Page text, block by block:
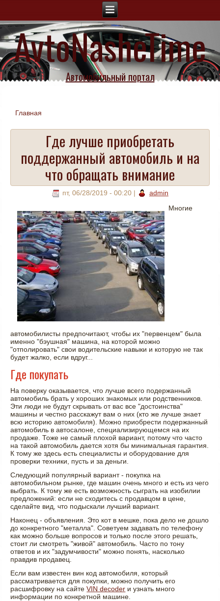
AvtoNasheTime
Автомобильный портал
Вы здесь
Главная
Где лучше приобретать
поддержанный автомобиль и на
что обращать внимание
пт, 06/28/2019 - 00:20 |
admin
Многие
автомобилисты предпочитают, чтобы их "первенцем" была
именно "бэушная" машина, на которой можно
"отполировать" свои водительские навыки и которую не так
будет жалко, если вдруг...
Где покупать
На поверку оказывается, что лучше всего подержанный
автомобиль брать у хороших знакомых или родственников.
Эти люди не будут скрывать от вас все "достоинства"
машины и честно расскажут вам о них (кто же лучше знает
всю историю автомобиля). Можно приобрести подержанный
автомобиль в автосалоне, специализирующемся на их
продаже. Тоже не самый плохой вариант, потому что часто
на такой автомобиль дается хотя бы минимальная гарантия.
К тому же здесь есть специалисты и оборудование для
проверки техники, пусть и за деньги.
Следующий популярный вариант - покупка на
автомобильном рынке, где машин очень много и есть из чего
выбрать. К тому же есть возможность сыграть на изобилии
предложений: если не сходитесь с продавцом в цене,
сделайте вид, что подыскали лучший вариант.
Наконец - объявления. Это кот в мешке, пока дело не дошло
до конкретного "металла". Советуем задавать по телефону
как можно больше вопросов и только после этого решать,
стоит ли смотреть "живой" автомобиль. Часто по тону
ответов и их "задумчивости" можно понять, насколько
правдив продавец.
Если вам известен вин код автомобиля, который
рассматривается для покупки, можно получить его
расшифровку на сайтеVIN decoder и узнать много
информации по конкретной машине.